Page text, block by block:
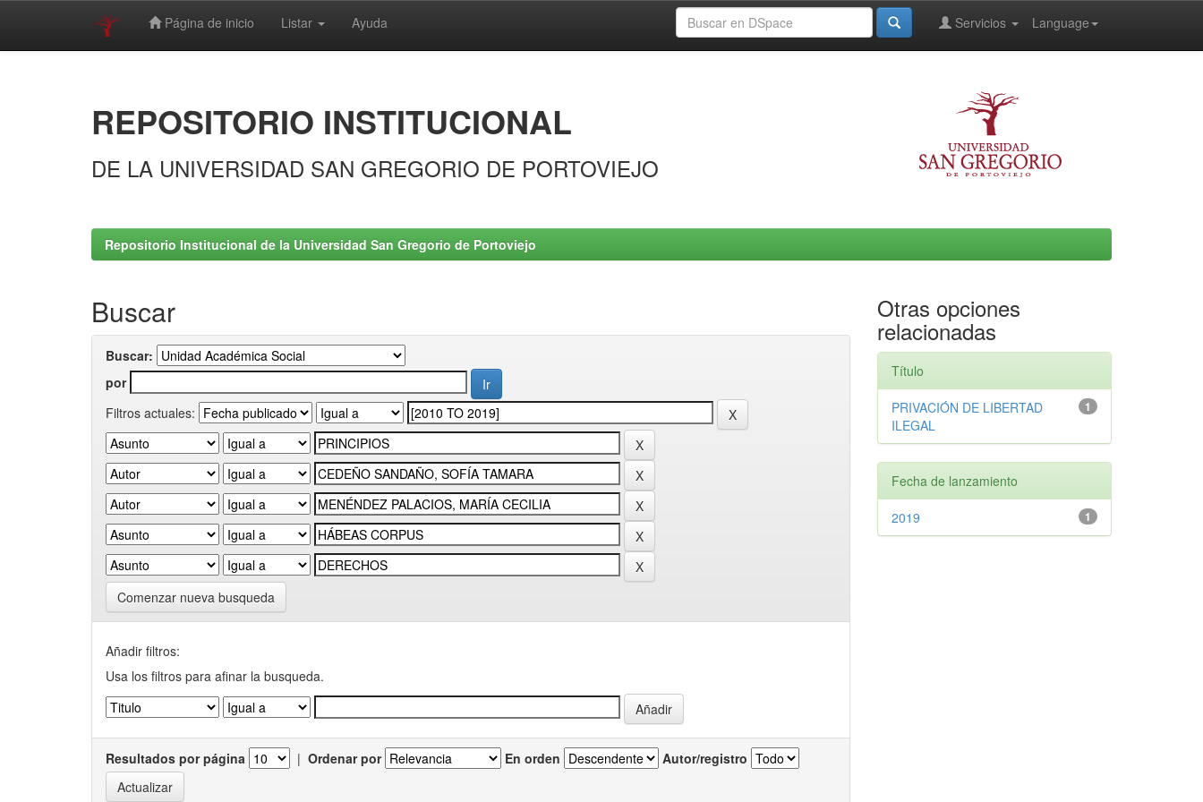
Página de inicio Listar Ayuda Language
Servicios
REPOSITORIO INSTITUCIONAL
DE LA UNIVERSIDAD SAN GREGORIO DE PORTOVIEJO
Repositorio Institucional de la Universidad San Gregorio de Portoviejo
Buscar
Buscar:
por
Filtros actuales:
Comenzar nueva busqueda
Añadir filtros:
Usa los filtros para afinar la busqueda.
Resultados por página | Ordenar por En orden Autor/registro
Otras opciones
relacionadas
Título
1
PRIVACIÓN DE LIBERTAD
ILEGAL
Fecha de lanzamiento
1
2019